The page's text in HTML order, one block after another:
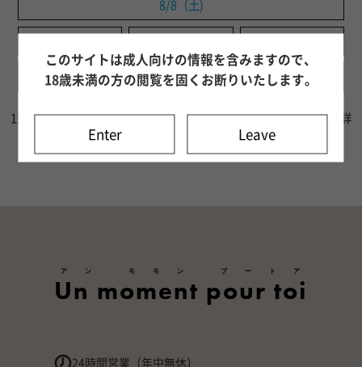
8/8（土)
8/12（水) 8/13（木) 8/14（金)
1週間分の出勤情報をご確認いただけます。8日目以降はキャスト詳
細ページよりご確認ください。
Un moment pour toi
アン モモン プートア
24時間営業（年中無休）
このサイトは成人向けの情報を含みますので、
18歳未満の方の閲覧を固くお断りいたします。
Enter Leave